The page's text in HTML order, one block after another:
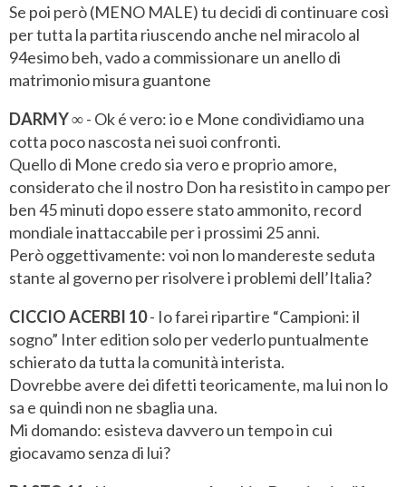
Se poi però (MENO MALE) tu decidi di continuare così
per tutta la partita riuscendo anche nel miracolo al
94esimo beh, vado a commissionare un anello di
matrimonio misura guantone
DARMY ∞- Ok é vero: io e Mone condividiamo una
cotta poco nascosta nei suoi confronti.
Quello di Mone credo sia vero e proprio amore,
considerato che il nostro Don ha resistito in campo per
ben 45 minuti dopo essere stato ammonito, record
mondiale inattaccabile per i prossimi 25 anni.
Però oggettivamente: voi non lo mandereste seduta
stante al governo per risolvere i problemi dell’Italia?
CICCIO ACERBI 10- Io farei ripartire “Campioni: il
sogno” Inter edition solo per vederlo puntualmente
schierato da tutta la comunità interista.
Dovrebbe avere dei difetti teoricamente, ma lui non lo
sa e quindi non ne sbaglia una.
Mi domando: esisteva davvero un tempo in cui
giocavamo senza di lui?